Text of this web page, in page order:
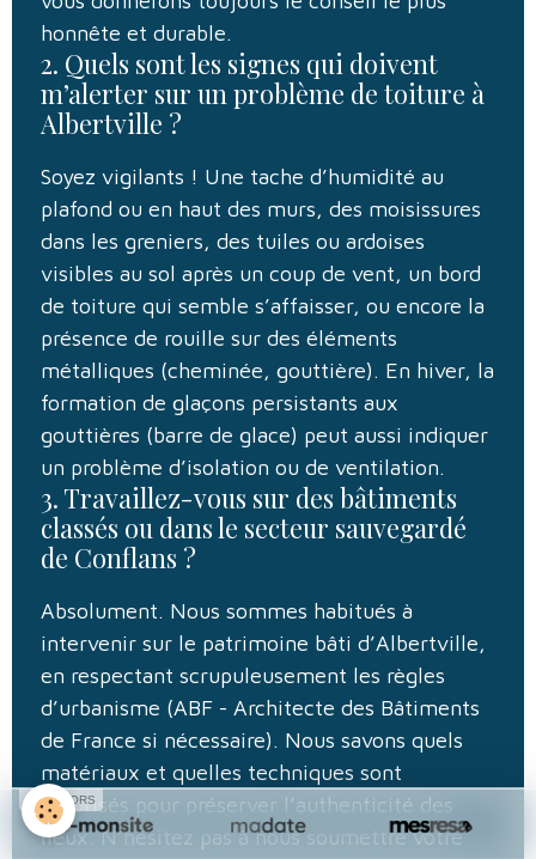
honnête et durable.
2. Quels sont les signes qui doivent
m’alerter sur un problème de toiture à
Albertville ?
Soyez vigilants ! Une tache d’humidité au
plafond ou en haut des murs, des moisissures
dans les greniers, des tuiles ou ardoises
visibles au sol après un coup de vent, un bord
de toiture qui semble s’affaisser, ou encore la
présence de rouille sur des éléments
métalliques (cheminée, gouttière). En hiver, la
formation de glaçons persistants aux
gouttières (barre de glace) peut aussi indiquer
un problème d’isolation ou de ventilation.
3. Travaillez-vous sur des bâtiments
classés ou dans le secteur sauvegardé
de Conflans ?
Absolument. Nous sommes habitués à
intervenir sur le patrimoine bâti d’Albertville,
en respectant scrupuleusement les règles
d’urbanisme (ABF - Architecte des Bâtiments
de France si nécessaire). Nous savons quels
matériaux et quelles techniques sont
autorisés pour préserver l’authenticité des
lieux. N’hésitez pas à nous soumettre votre
SPONSORS